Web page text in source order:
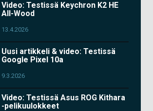
Video: Testissä Keychron K2 HE
All-Wood
13.4.2026
Uusi artikkeli & video: Testissä
Google Pixel 10a
9.3.2026
Video: Testissä Asus ROG Kithara
-pelikuulokkeet